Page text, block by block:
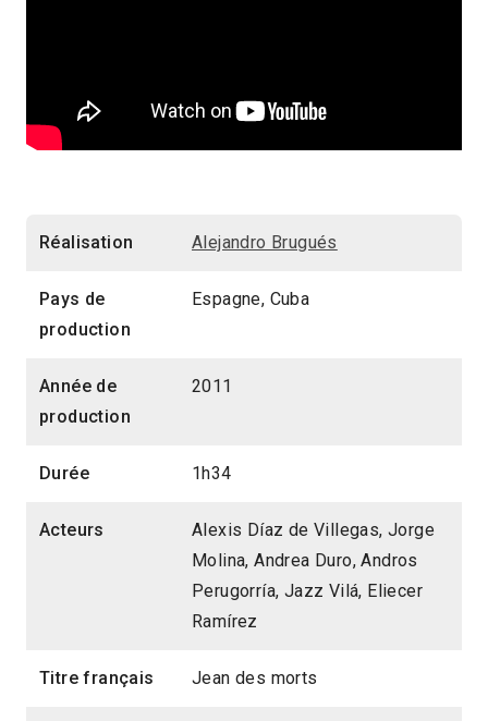
Réalisation Alejandro Brugués
Pays de
production
Espagne, Cuba
Année de
production
2011
Durée 1h34
Acteurs
Alexis Díaz de Villegas, Jorge
Molina, Andrea Duro, Andros
Perugorría, Jazz Vilá, Eliecer
Ramírez
Titre français Jean des morts